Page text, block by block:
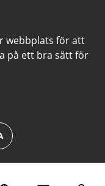
webbplats för att
på ett bra sätt för